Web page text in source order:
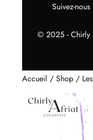
Suivez-nous
© 2025 - Chirly
Accueil / Shop/